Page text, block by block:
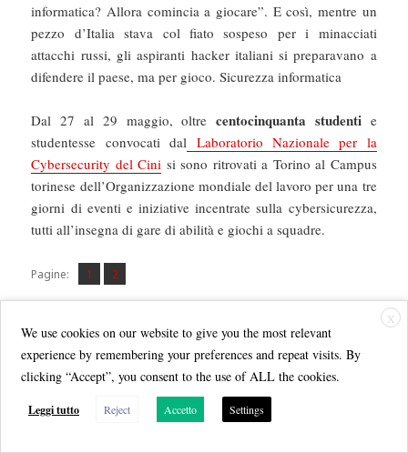
informatica? Allora comincia a giocare”. E così, mentre un
pezzo d’Italia stava col fiato sospeso per i minacciati
attacchi russi, gli aspiranti hacker italiani si preparavano a
difendere il paese, ma per gioco. Sicurezza informatica
Dal 27 al 29 maggio, oltrecentocinquanta studentie
studentesse convocati dal Laboratorio Nazionale per la
Cybersecurity del Cini si sono ritrovati a Torino al Campus
torinese dell’Organizzazione mondiale del lavoro per una tre
giorni di eventi e iniziative incentrate sulla cybersicurezza,
tutti all’insegna di gare di abilità e giochi a squadre.
Pagine: Pagina
1 ,
Pagina
2
Scritto
2 Giugno 2022 Autore
Arturo Di Corinto Categorie
Articoli,
Repubblica.it
cybercrime ,Cybertrials
OliCyber
X
We use cookies on our website to give you the most relevant
experience by remembering your preferences and repeat visits. By
clicking “Accept”, you consent to the use of ALL the cookies.
Leggi tutto Reject Accetto Settings